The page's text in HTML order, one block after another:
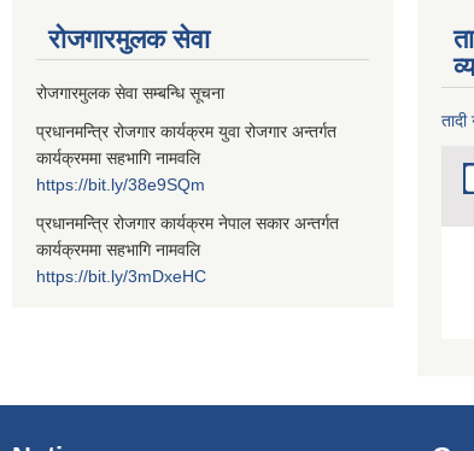
रोजगारमुलक सेवा
रोजगारमुलक सेवा सम्बन्धि सूचना
प्रधानमन्त्रि रोजगार कार्यक्रम युवा रोजगार अन्तर्गत
कार्यक्रममा सहभागि नामवलि
https://bit.ly/38e9SQm
प्रधानमन्त्रि रोजगार कार्यक्रम नेपाल सकार अन्तर्गत
कार्यक्रममा सहभागि नामवलि
https://bit.ly/3mDxeHC